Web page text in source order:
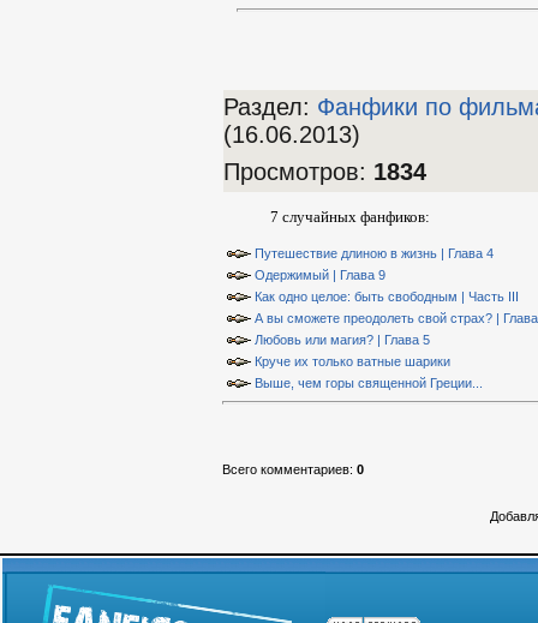
Раздел: Фанфики по
(16.06.2013)
Просмотров: 1834
7 случайных фанфиков:
Путешествие длиною в жизнь | Глава 4
Одержимый | Глава 9
Как одно целое: быть свободным | Часть III
А вы сможете преодолеть свой страх? |
Любовь или магия? | Глава 5
Круче их только ватные шарики
Выше, чем горы священной Греции...
Всего комментариев: 0